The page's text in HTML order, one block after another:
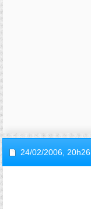
24/02/2006, 20h26